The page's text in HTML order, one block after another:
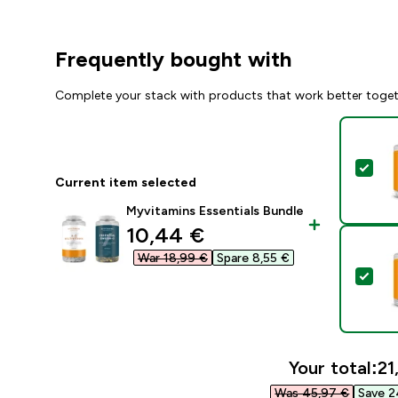
Frequently bought with
Complete your stack with products that work better
Current item selected
Myvitamins Essentials Bundle
discounted price
10,44 €‎
War 18,99 €‎ Spare 8,55 €‎
Your total:
Was 45,97 €‎ Save